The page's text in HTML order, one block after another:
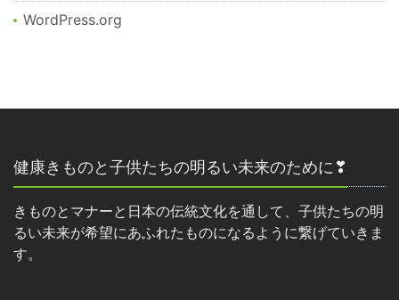
WordPress.org
健康きものと子供たちの明るい未来のために❣
きものとマナーと日本の伝統文化を通して、子供たちの明
るい未来が希望にあふれたものになるように繋げていきま
す。